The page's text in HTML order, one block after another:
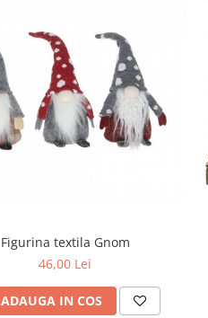
Figurina textila Gnom
46,00 Lei
ADAUGA IN COS